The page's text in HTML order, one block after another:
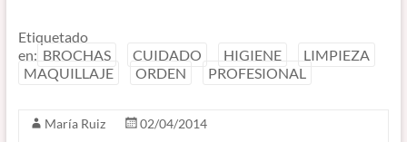
Etiquetado
en: BROCHAS CUIDADO HIGIENE
LIMPIEZA
MAQUILLAJE
ORDEN PROFESIONAL
María Ruiz
02/04/2014